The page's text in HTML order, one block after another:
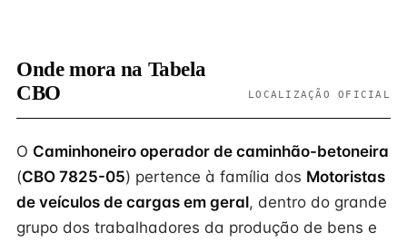
Onde mora na Tabela
CBO
LOCALIZAÇÃO OFICIAL
O Caminhoneiro operador de caminhão-betoneira
(CBO 7825-05) pertence à família dos Motoristas
de veículos de cargas em geral, dentro do grande
grupo dos trabalhadores da produção de bens e